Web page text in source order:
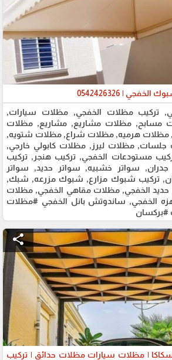
| 0542426326
تركيب مظلات الخفجي, مظلات سيارات,
مسابح, مظلات مشاريع, مشاريع, مظلات
هرميه, مظلات شراع, مظلات شتويه,
مظلات ليرز, مظلات كابولي خارجي,
مستودعات الخفجي, تركيب هنجر, تركيب
جدران, سواتر خشبيه, سواتر حديد, سواتر
تركيب شبوك مزارع, شبوك مزرعه, شبك,
الخفجي, مظلات مقاهي الخفجي, مظلات
الخفجي, ساندوتش بانل الخفجي #مظلات
#بركسان
share
| مظلات سيارات مظلات حدائق | تركيب